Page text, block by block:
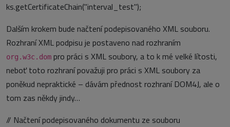
ks.getCertificateChain("interval_test");
Dalším krokem bude načtení podepisovaného XML souboru.
Rozhraní XML podpisu je postaveno nad rozhraním
org.w3c.dom pro práci s XML soubory, a to k mé velké lítosti,
neboť toto rozhraní považuji pro práci s XML soubory za
poněkud nepraktické – dávám přednost rozhraní DOM4J, ale o
tom zas někdy jindy…
// Načtení podepisovaného dokumentu ze souboru